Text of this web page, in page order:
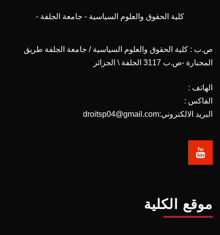
كلية الحقوق والعلوم السياسية - جامعة الجلفة -
ص.ب : كلية الحقوق والعلوم السياسية / جامعة الجلفة طريق
المجبارة -ص.ب 3117 الجلفة \ الجزائر
الهاتف :
الفاكس :
البريد الالكتروني:droitsp04@gmail.com
موقع الكلية